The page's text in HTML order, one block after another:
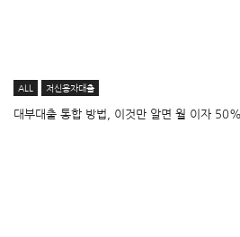
ALL 저신용자대출
대부대출 통합 방법, 이것만 알면 월 이자